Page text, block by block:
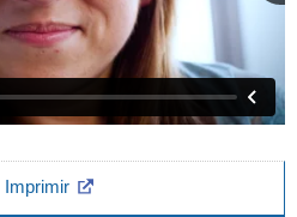
Imprimir